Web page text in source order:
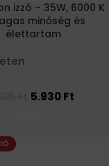
izzó – 35W, 6000 K
minőség és
élettartam
5.930Ft